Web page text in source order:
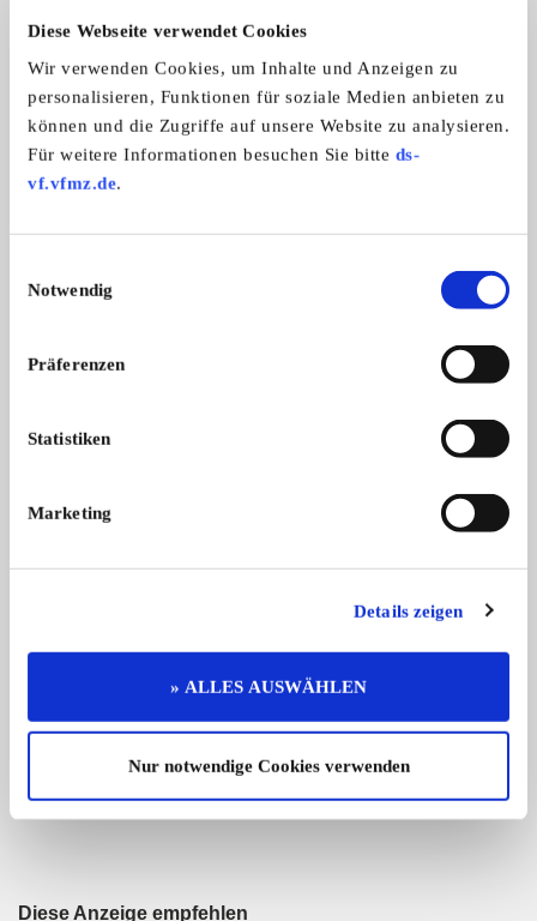
Diese Webseite verwendet Cookies
Wir verwenden Cookies, um Inhalte und Anzeigen zu
personalisieren, Funktionen für soziale Medien anbieten zu
können und die Zugriffe auf unsere Website zu analysieren.
Für weitere Informationen besuchen Sie bitte ds-
vf.vfmz.de.
Notwendig
Präferenzen
Statistiken
Marketing
Details zeigen
» ALLES AUSWÄHLEN
Nur notwendige Cookies verwenden
3.200,- €
Das könnte Sie auch interessieren
Aprilia Aprilia Touareg Wind 600
...
2.500,- €
Diese Anzeige empfehlen